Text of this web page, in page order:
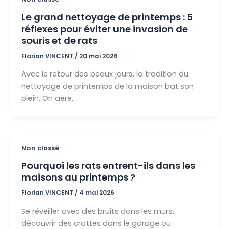
Le grand nettoyage de printemps : 5
réflexes pour éviter une invasion de
souris et de rats
Florian VINCENT / 20 mai 2026
Avec le retour des beaux jours, la tradition du
nettoyage de printemps de la maison bat son
plein. On aère,
Non classé
Pourquoi les rats entrent-ils dans les
maisons au printemps ?
Florian VINCENT / 4 mai 2026
Se réveiller avec des bruits dans les murs,
découvrir des crottes dans le garage ou